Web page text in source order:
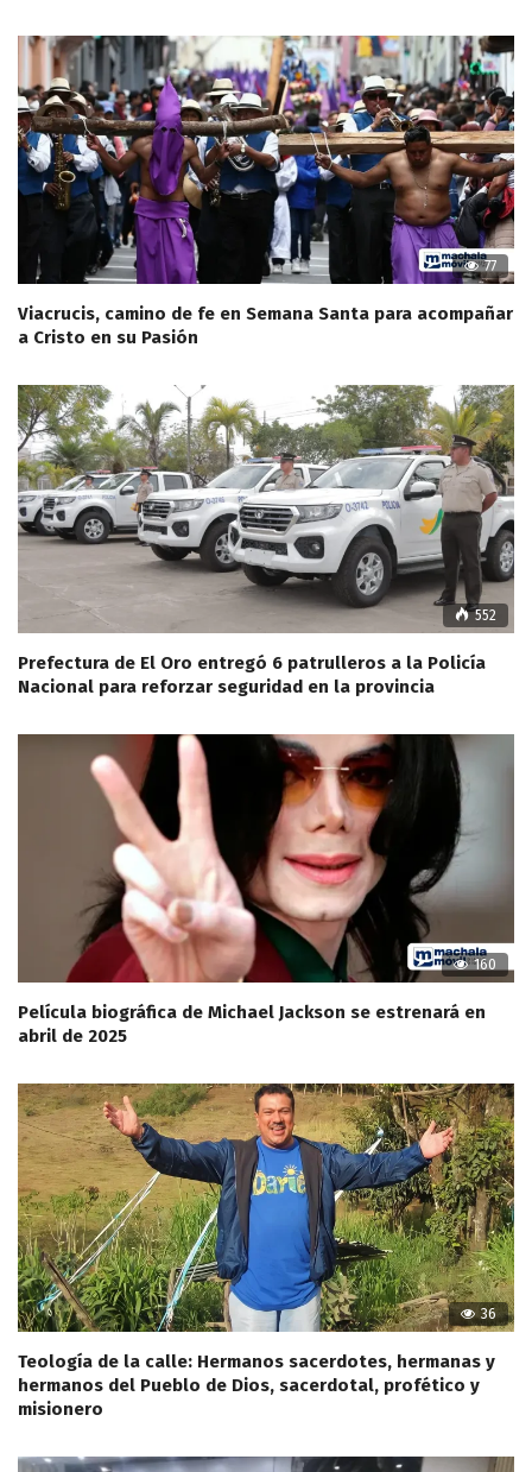
77
Viacrucis, camino de fe en Semana Santa para acompañar
a Cristo en su Pasión
552
Prefectura de El Oro entregó 6 patrulleros a la Policía
Nacional para reforzar seguridad en la provincia
160
Película biográfica de Michael Jackson se estrenará en
abril de 2025
36
Teología de la calle: Hermanos sacerdotes, hermanas y
hermanos del Pueblo de Dios, sacerdotal, profético y
misionero